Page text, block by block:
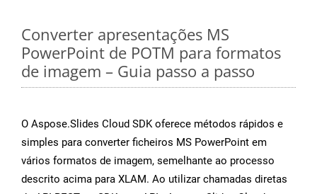
Converter apresentações MS
PowerPoint de POTM para formatos
de imagem – Guia passo a passo
O Aspose.Slides Cloud SDK oferece métodos rápidos e
simples para converter ficheiros MS PowerPoint em
vários formatos de imagem, semelhante ao processo
descrito acima para XLAM. Ao utilizar chamadas diretas